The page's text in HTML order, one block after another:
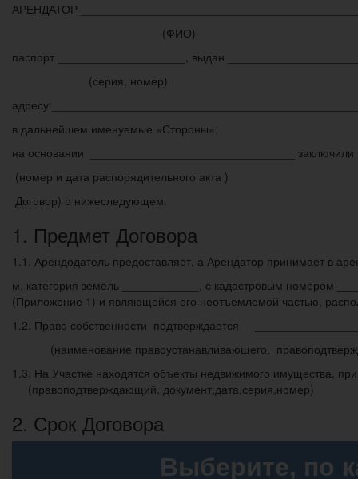
АРЕНДАТОР
(ФИО)
паспорт ____________________, выдан
(серия, номер) (кем и
в дальнейшем именуемые «Стороны»,
на основании ________________________________
(номер и дата распорядительного акта )
Договор) о нижеследующем.
1. Предмет Договора
1.1. Арендодатель предоставляет, а Арендатор принимает в
м, категория земель ____________, с кадастровым номером
(Приложение 1) и являющейся его неотъемлемой частью,
1.2. Право собственности подтверждается
(наименование правоустанавливающего,
1.3. На Участке находятся объекты недвижимого имущества,
(правоподтверждающий, документ,дата,серия,номер)
2. Срок Договора